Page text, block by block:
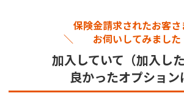
保険金請求されたお客さ
＼ お伺いしてみま
加入していて（加入した
良かったオプション